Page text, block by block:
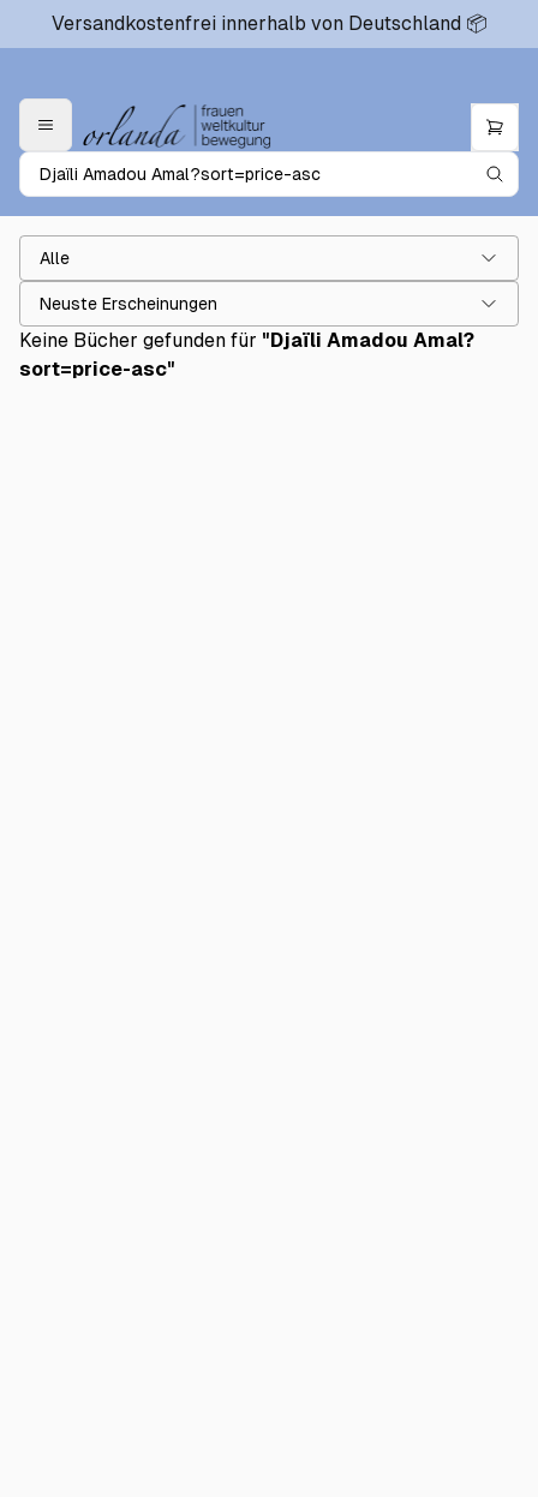
Versandkostenfrei innerhalb von Deutschland 📦
Alle
Keine Bücher gefunden für "Djaïli Amadou Amal?
sort=price-asc"
Neuste Erscheinungen